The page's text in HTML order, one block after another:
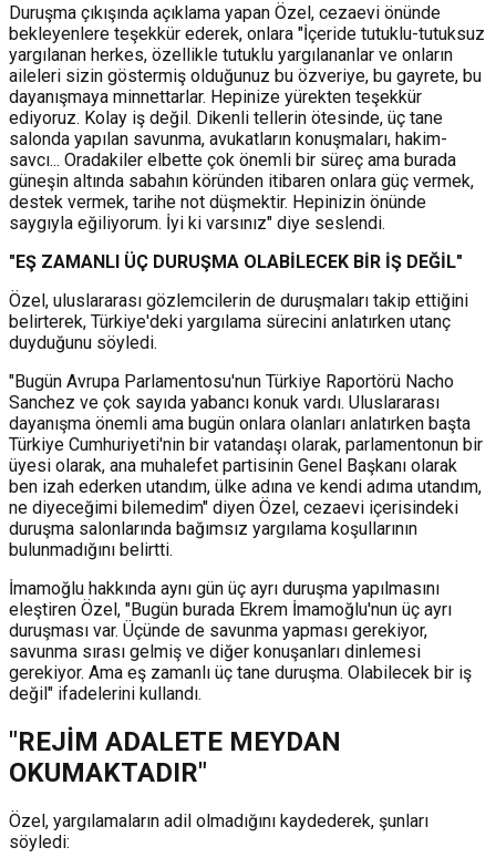
Duruşma çıkışında açıklama yapan Özel, cezaevi önünde
bekleyenlere teşekkür ederek, onlara "İçeride tutuklu-tutuksuz
yargılanan herkes, özellikle tutuklu yargılananlar ve onların
aileleri sizin göstermiş olduğunuz bu özveriye, bu gayrete, bu
dayanışmaya minnettarlar. Hepinize yürekten teşekkür
ediyoruz. Kolay iş değil. Dikenli tellerin ötesinde, üç tane
salonda yapılan savunma, avukatların konuşmaları, hakim-
savcı... Oradakiler elbette çok önemli bir süreç ama burada
güneşin altında sabahın köründen itibaren onlara güç vermek,
destek vermek, tarihe not düşmektir. Hepinizin önünde
saygıyla eğiliyorum. İyi ki varsınız" diye seslendi.
"EŞ ZAMANLI ÜÇ DURUŞMA OLABİLECEK BİR İŞ DEĞİL"
Özel, uluslararası gözlemcilerin de duruşmaları takip ettiğini
belirterek, Türkiye'deki yargılama sürecini anlatırken utanç
duyduğunu söyledi.
"Bugün Avrupa Parlamentosu'nun Türkiye Raportörü Nacho
Sanchez ve çok sayıda yabancı konuk vardı. Uluslararası
dayanışma önemli ama bugün onlara olanları anlatırken başta
Türkiye Cumhuriyeti'nin bir vatandaşı olarak, parlamentonun bir
üyesi olarak, ana muhalefet partisinin Genel Başkanı olarak
ben izah ederken utandım, ülke adına ve kendi adıma utandım,
ne diyeceğimi bilemedim" diyen Özel, cezaevi içerisindeki
duruşma salonlarında bağımsız yargılama koşullarının
bulunmadığını belirtti.
İmamoğlu hakkında aynı gün üç ayrı duruşma yapılmasını
eleştiren Özel, "Bugün burada Ekrem İmamoğlu'nun üç ayrı
duruşması var. Üçünde de savunma yapması gerekiyor,
savunma sırası gelmiş ve diğer konuşanları dinlemesi
gerekiyor. Ama eş zamanlı üç tane duruşma. Olabilecek bir iş
değil" ifadelerini kullandı.
"REJİM ADALETE MEYDAN
OKUMAKTADIR"
Özel, yargılamaların adil olmadığını kaydederek, şunları
söyledi: